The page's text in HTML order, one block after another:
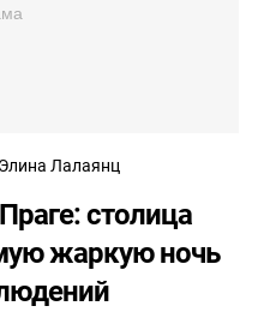
Элина Лалаянц
столица
жаркую ночь